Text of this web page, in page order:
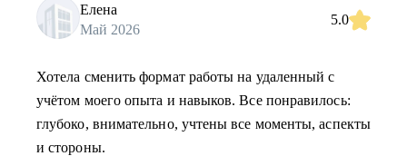
Елена
Май 2026
5.0
Хотела сменить формат работы на удаленный с
учётом моего опыта и навыков. Все понравилось:
глубоко, внимательно, учтены все моменты, аспекты
и стороны.